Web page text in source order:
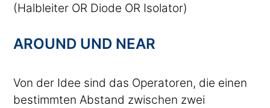
(Halbleiter OR Diode OR Isolator)
AROUND UND NEAR
Von der Idee sind das Operatoren, die einen
bestimmten Abstand zwischen zwei